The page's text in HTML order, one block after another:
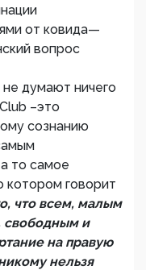
от ковида—
вопрос
думают ничего
–это
сознанию
то самое
котором говорит
что всем, малым
свободным и
на правую
нельзя